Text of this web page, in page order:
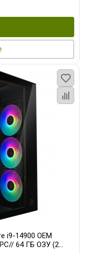
i9-14900 OEM
64 ГБ ОЗУ (2